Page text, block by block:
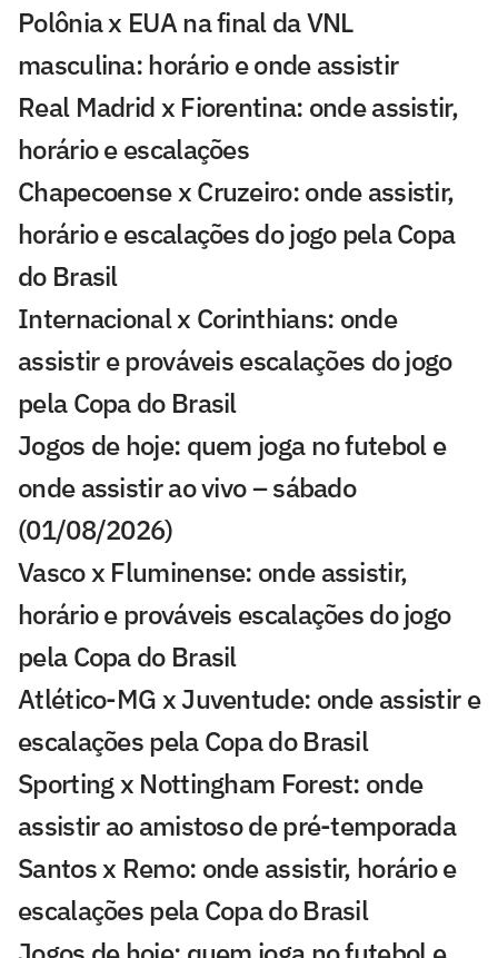
Polônia x EUA na final da VNL
masculina: horário e onde assistir
Real Madrid x Fiorentina: onde assistir,
horário e escalações
Chapecoense x Cruzeiro: onde assistir,
horário e escalações do jogo pela Copa
do Brasil
Internacional x Corinthians: onde
assistir e prováveis escalações do jogo
pela Copa do Brasil
Jogos de hoje: quem joga no futebol e
onde assistir ao vivo – sábado
(01/08/2026)
Vasco x Fluminense: onde assistir,
horário e prováveis escalações do jogo
pela Copa do Brasil
Atlético-MG x Juventude: onde assistir e
escalações pela Copa do Brasil
Sporting x Nottingham Forest: onde
assistir ao amistoso de pré-temporada
Santos x Remo: onde assistir, horário e
escalações pela Copa do Brasil